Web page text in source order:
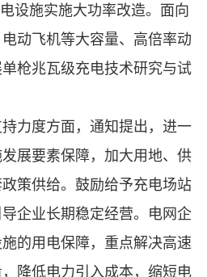
设施实施大功率改造。面向
动飞机等大容量、高倍率动
枪兆瓦级充电技术研究与试
力度方面，通知提出，进一
展要素保障，加大用地、供
策供给。鼓励给予充电场站
企业长期稳定经营。电网企
的用电保障，重点解决高速
降低电力引入成本，缩短电